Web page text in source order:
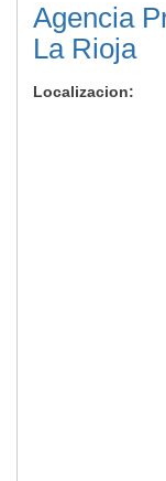
Agencia
La Rioja
Localizacion: